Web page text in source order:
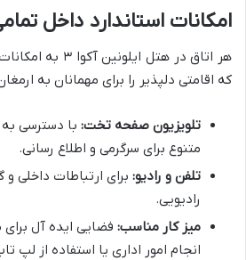
امکانات استاندارد داخل
هر اتاق در هتل
که اقامتی دلپذیر را برای مهمانان به
تلویزیون صفحه تخت: با دسترسی به
متنوع برای سرگرمی و اطلاع رسانی.
تلفن و رادیو: برای ارتباطات داخلی
رادیویی.
میز کار مناسب: فضایی ایده آل برای
انجام امور اداری یا استفاده از لپ